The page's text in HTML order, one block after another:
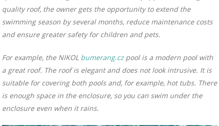
quality roof, the owner gets the opportunity to extend the
swimming season by several months, reduce maintenance costs
and ensure greater safety for children and pets.
For example, the NIKOL bumerang.czpool is a modern pool with
a great roof. The roof is elegant and does not look intrusive. It is
suitable for covering both pools and, for example, hot tubs. There
is enough space in the enclosure, so you can swim under the
enclosure even when it rains.